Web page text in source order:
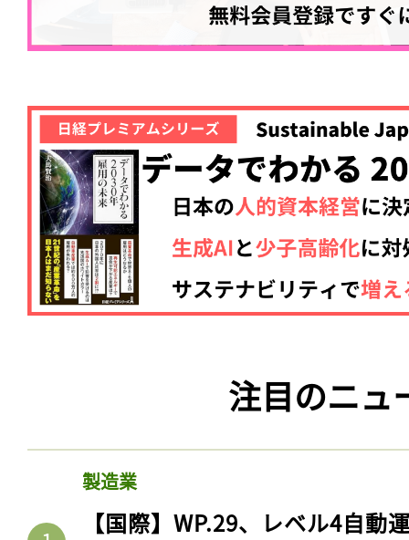
注目のニュ
製造業
【国際】WP.29、レベル4自動